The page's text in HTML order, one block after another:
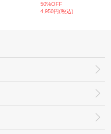
50%OFF
4,950円(税込)